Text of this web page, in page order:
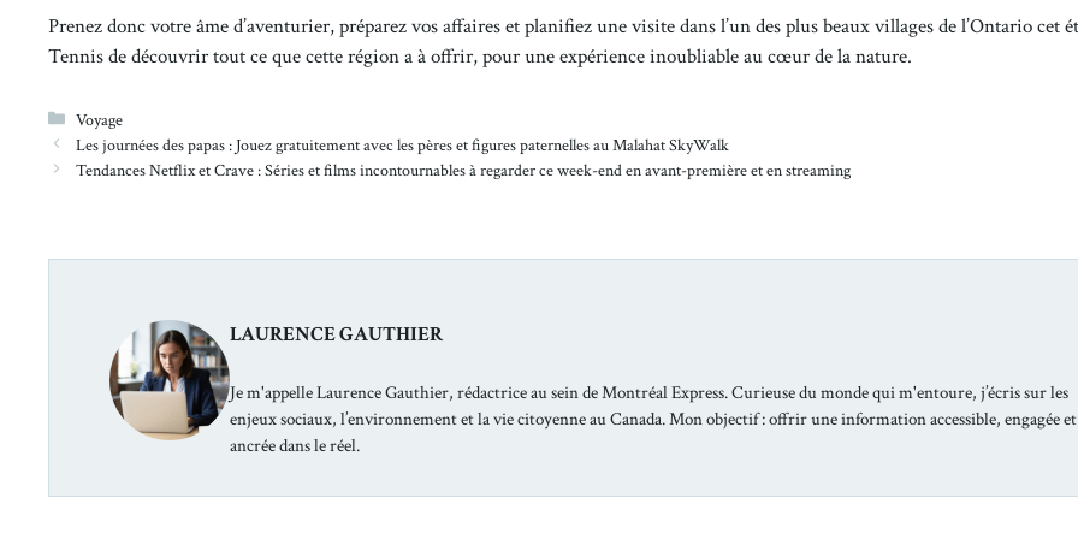
Prenez donc votre âme d’aventurier, préparez vos affaires et planifiez une visite dans l’un des plus beaux villages de l’Ontario cet
Tennis de découvrir tout ce que cette région a à offrir, pour une expérience inoubliable au cœur de la nature.
Catégories
Voyage
Les journées des papas : Jouez gratuitement avec les pères et figures paternelles au Malahat SkyWalk
Tendances Netflix et Crave : Séries et films incontournables à regarder ce week-end en avant-première et en streaming
LAURENCE GAUTHIER
Je m'appelle Laurence Gauthier, rédactrice au sein de Montréal Express. Curieuse du monde qui m'entoure, j’écris sur les
enjeux sociaux, l’environnement et la vie citoyenne au Canada. Mon objectif : offrir une information accessible, engagée et
ancrée dans le réel.